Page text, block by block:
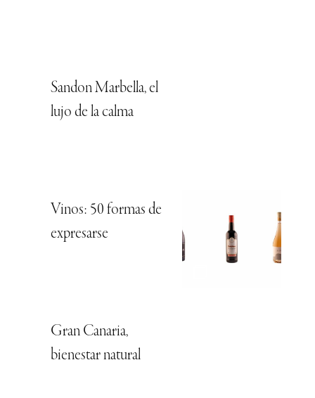
Sandon Marbella, el
lujo de la calma
Vinos: 50 formas de
expresarse
Gran Canaria,
bienestar natural